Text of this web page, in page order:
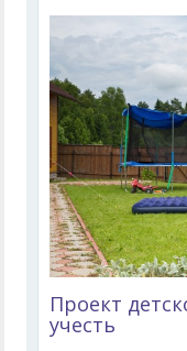
Проект
учесть